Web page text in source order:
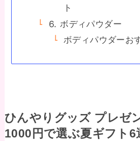
ト
⒍ ボディパウダー
ボディパウダーお
ひんやりグッズ プレゼ
1000円で選ぶ夏ギフト6